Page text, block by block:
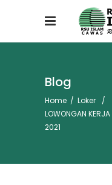
Blog
Home / Loker
/
LOWONGAN
2021